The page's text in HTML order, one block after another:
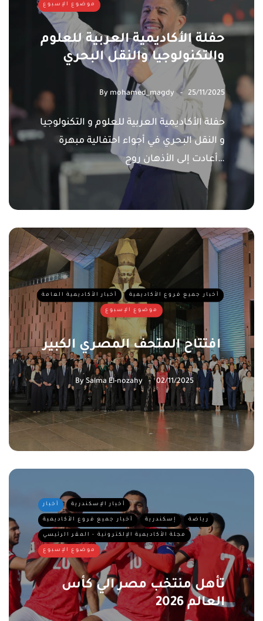
موضوع الإسبوع
حفلة الأكاديمية العربية للعلوم
والتكنولوجيا والنقل البحري
By mohamed_magdy 25/11/2025
حفلة الأكاديمية العربية للعلوم و التكنولوجيا
و النقل البحري في أجواء احتفالية مبهرة
أعادت إلى الأذهان روح…
أخبار الأكاديمية العامة أخبار جميع فروع الأكاديمية
موضوع الإسبوع
افتتاح المتحف المصري الكبير
By Salma El-nozahy 02/11/2025
أخبار أخبار الإسكندرية
أخبار جميع فروع الأكاديمية إسكندرية رياضة
مجلة الأكاديمية الإلكترونية - المقر الرئيسي
موضوع الإسبوع
تأهل منتخب مصر الي كأس
العالم 2026